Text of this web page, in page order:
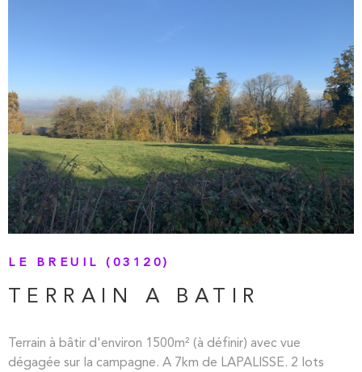
LE BREUIL (03120)
TERRAIN A BATIR
Terrain à bâtir d'environ 1500m² (à définir) avec vue
dégagée sur la campagne. A 7km de LAPALISSE. 2 lots
VOIR LE BIEN